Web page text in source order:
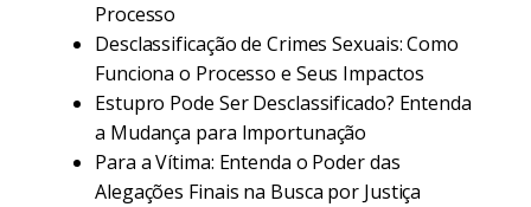
Processo
Desclassificação de Crimes Sexuais: Como
Funciona o Processo e Seus Impactos
Estupro Pode Ser Desclassificado? Entenda
a Mudança para Importunação
Para a Vítima: Entenda o Poder das
Alegações Finais na Busca por Justiça